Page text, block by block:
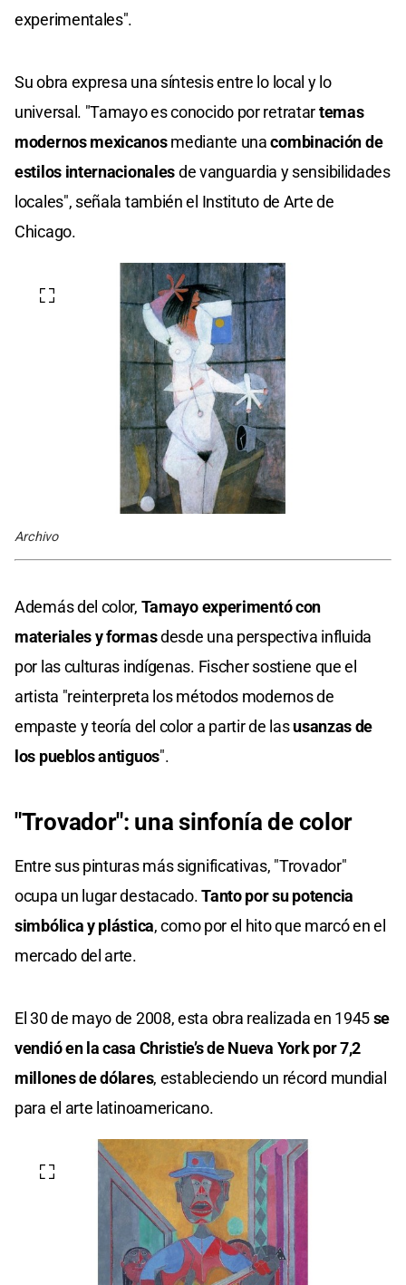
experimentales".
Su obra expresa una síntesis entre lo local y lo
universal. "Tamayo es conocido por retratartemas
modernos mexicanosmediante unacombinación de
estilos internacionalesde vanguardia y sensibilidades
locales", señala también el Instituto de Arte de
Chicago.
Archivo
Además del color, Tamayo experimentó con
materiales y formasdesde una perspectiva influida
por las culturas indígenas. Fischer sostiene que el
artista "reinterpreta los métodos modernos de
empaste y teoría del color a partir de lasusanzas de
los pueblos antiguos".
"Trovador": una sinfonía de color
Entre sus pinturas más significativas, "Trovador"
ocupa un lugar destacado.Tanto por su potencia
simbólica y plástica, como por el hito que marcó en el
mercado del arte.
El 30 de mayo de 2008, esta obra realizada en 1945se
vendió en la casa Christie’s de Nueva York por 7,2
millones de dólares, estableciendo un récord mundial
para el arte latinoamericano.